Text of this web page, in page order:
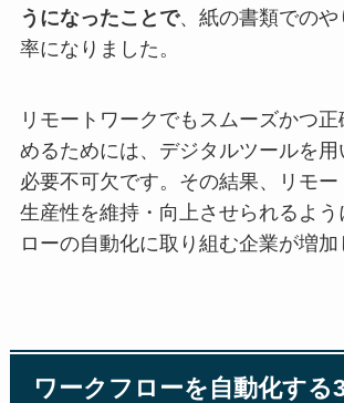
うになったことで、紙の書類での
率になりました。
リモートワークでもスムーズかつ
めるためには、デジタルツールを
必要不可欠です。その結果、リモー
生産性を維持・向上させられるよう
ローの自動化に取り組む企業が増加
ワークフローを自動化する